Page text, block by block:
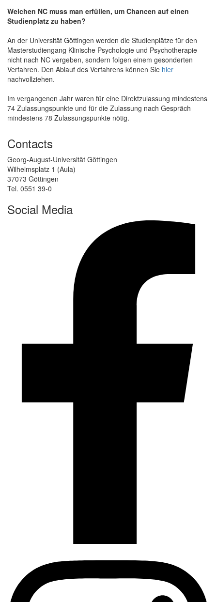
Welchen NC muss man erfüllen, um Chancen auf einen
Studienplatz zu haben?
An der Universität Göttingen werden die Studienplätze für den
Masterstudiengang Klinische Psychologie und Psychotherapie
nicht nach NC vergeben, sondern folgen einem gesonderten
Verfahren. Den Ablauf des Verfahrens können Sie hier
nachvollziehen.
Im vergangenen Jahr waren für eine Direktzulassung mindestens
74 Zulassungspunkte und für die Zulassung nach Gespräch
mindestens 78 Zulassungspunkte nötig.
Contacts
Georg-August-Universität Göttingen
Wilhelmsplatz 1 (Aula)
37073 Göttingen
Tel. 0551 39-0
Social Media